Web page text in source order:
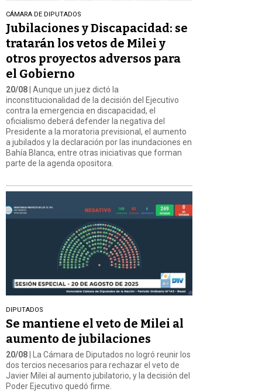
CÁMARA DE DIPUTADOS
Jubilaciones y Discapacidad: se
tratarán los vetos de Milei y
otros proyectos adversos para
el Gobierno
20/08 | Aunque un juez dictó la
inconstitucionalidad de la decisión del Ejecutivo
contra la emergencia en discapacidad, el
oficialismo deberá defender la negativa del
Presidente a la moratoria previsional, el aumento
a jubilados y la declaración por las inundaciones en
Bahía Blanca, entre otras iniciativas que forman
parte de la agenda opositora.
DIPUTADOS
Se mantiene el veto de Milei al
aumento de jubilaciones
20/08 | La Cámara de Diputados no logró reunir los
dos tercios necesarios para rechazar el veto de
Javier Milei al aumento jubilatorio, y la decisión del
Poder Ejecutivo quedó firme.